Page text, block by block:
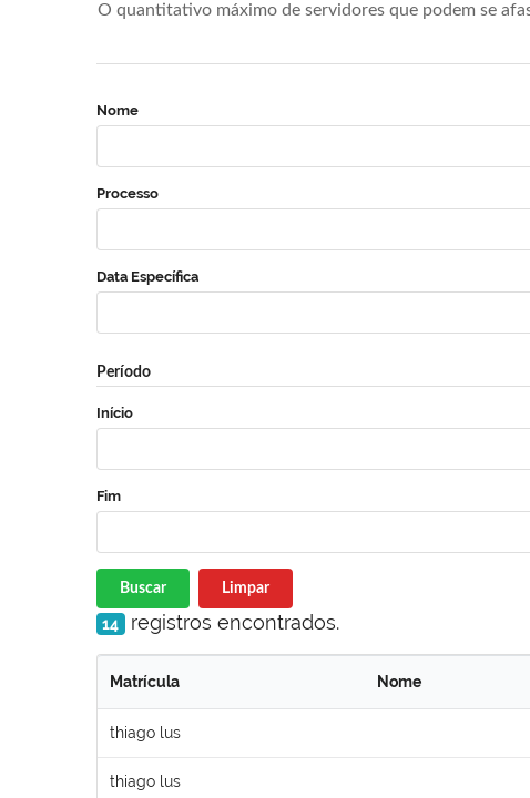
O quantitativo máximo de servidores que podem se
Nome
Processo
Data Específica
Período
Início
Fim
Buscar Limpar
14 registros encontrados.
Matrícula Nome
thiago lus
thiago lus